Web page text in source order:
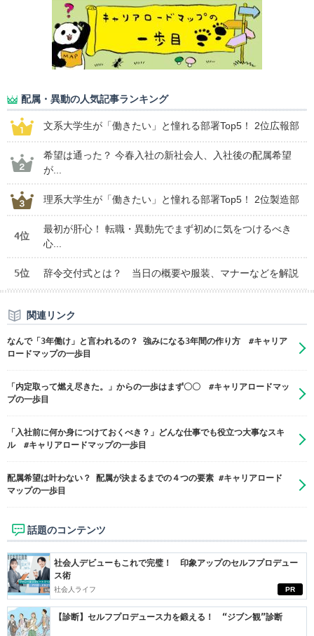
配属・異動の人気記事ランキング
文系大学生が「働きたい」と憧れる部署Top5！ 2位広報部
希望は通った？ 今春入社の新社会人、入社後の配属希望
が...
理系大学生が「働きたい」と憧れる部署Top5！ 2位製造部
4位
最初が肝心！ 転職・異動先でまず初めに気をつけるべき
心...
5位 辞令交付式とは？ 当日の概要や服装、マナーなどを解説
関連リンク
なんで「3年働け」と言われるの？ 強みになる3年間の作り方 #キャリア
ロードマップの一歩目
「内定取って燃え尽きた。」からの一歩はまず〇〇 #キャリアロードマッ
プの一歩目
「入社前に何か身につけておくべき？」どんな仕事でも役立つ大事なスキ
ル #キャリアロードマップの一歩目
配属希望は叶わない？ 配属が決まるまでの４つの要素 #キャリアロード
マップの一歩目
話題のコンテンツ
PR
社会人デビューもこれで完璧！ 印象アップのセルフプロデュー
ス術
社会人ライフ
【診断】セルフプロデュース力を鍛える！ “ジブン観”診断